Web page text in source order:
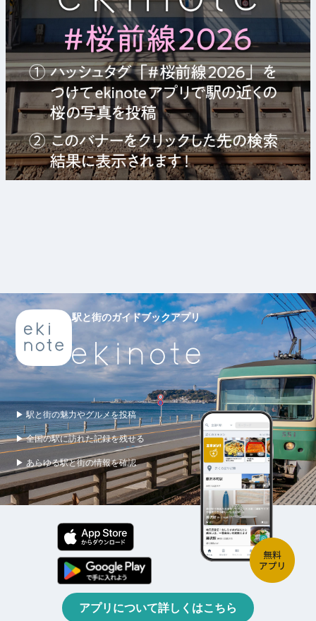
駅と街のガイドブックアプリ
▶ 駅と街の魅力やグルメを投稿
▶ 全国の駅に訪れた記録を残せる
▶ あらゆる駅と街の情報を確認
アプリについて詳しくはこちら